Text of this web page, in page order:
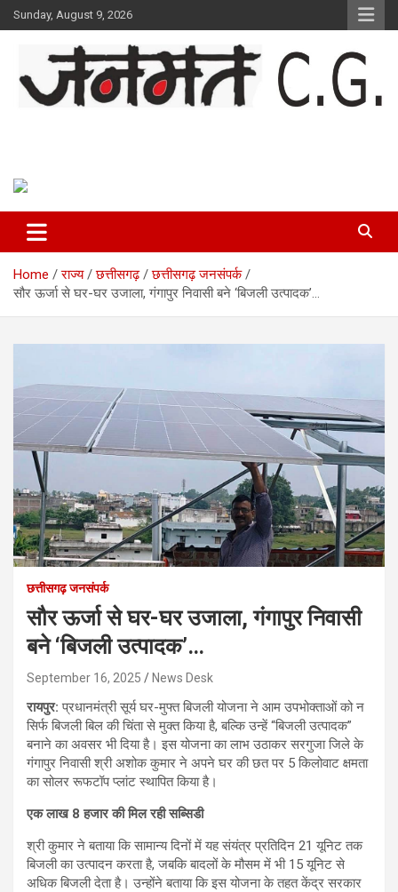
Skip
to
Sunday, August 9, 2026
Home राज्य छत्तीसगढ़
छत्तीसगढ़ जनसंपर्क
सौर ऊर्जा से घर-घर उजाला, गंगापुर निवासी बने ‘बिजली उत्पादक’…
छत्तीसगढ़ जनसंपर्क
सौर ऊर्जा से घर-घर उजाला, गंगापुर निवासी
बने ‘बिजली उत्पादक’…
September 16, 2025 News Desk
रायपुर: प्रधानमंत्री सूर्य घर-मुफ्त बिजली योजना ने आम उपभोक्ताओं को न
सिर्फ बिजली बिल की चिंता से मुक्त किया है, बल्कि उन्हें “बिजली उत्पादक”
बनाने का अवसर भी दिया है। इस योजना का लाभ उठाकर सरगुजा जिले के
गंगापुर निवासी श्री अशोक कुमार ने अपने घर की छत पर 5 किलोवाट क्षमता
का सोलर रूफटॉप प्लांट स्थापित किया है।
एक लाख 8 हजार की मिल रही सब्सिडी
श्री कुमार ने बताया कि सामान्य दिनों में यह संयंत्र प्रतिदिन 21 यूनिट तक
बिजली का उत्पादन करता है, जबकि बादलों के मौसम में भी 15 यूनिट से
अधिक बिजली देता है। उन्होंने बताया कि इस योजना के तहत केंद्र सरकार